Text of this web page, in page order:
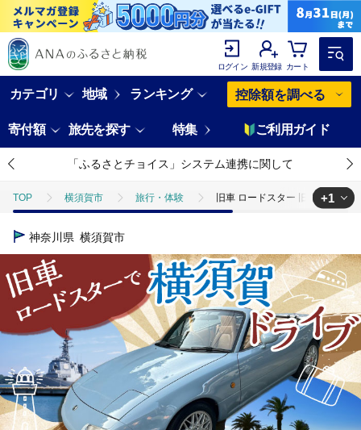
ログイン 新規登録 カート
カテゴリ 地域 ランキング 控除額を調べる
寄付額 旅先を探す 特集 ご利用ガイド
「ふるさとチョイス」システム連携に関して
TOP 横須賀市 旅行・体験 旧車 ロードスター 旧車体験 3
TOP
+1
神奈川県 横須賀市